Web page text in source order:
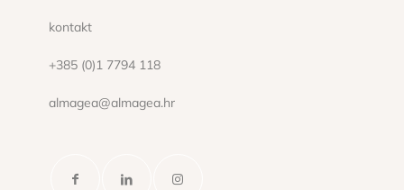
kontakt
+385 (0)1 7794 118
almagea@almagea.hr